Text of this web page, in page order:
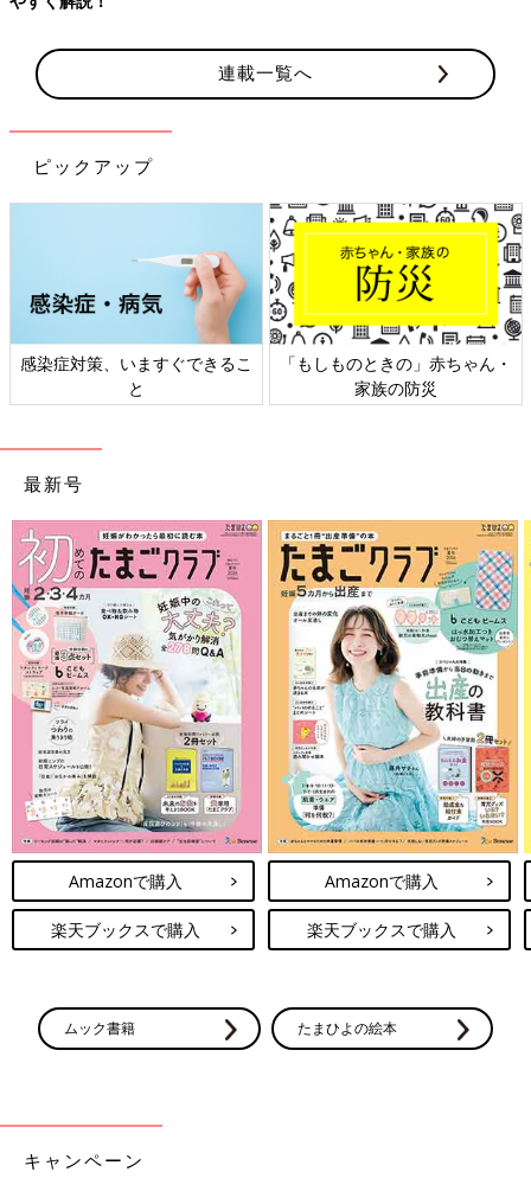
連載一覧へ
ピックアップ
症対策、いますぐできるこ
「もしものときの」赤ちゃん・
家族の防災
日
最新号
Amazonで購入
楽天ブックスで購入
Amazonで購入
楽天ブックスで購入
ムック書籍 たまひよの絵本
キャンペーン